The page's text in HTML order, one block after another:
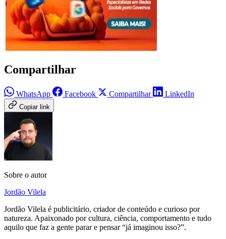
Compartilhar
WhatsApp Facebook Compartilhar LinkedIn
Copiar link
Sobre o autor
Jordão Vilela
Jordão Vilela é publicitário, criador de conteúdo e curioso por
natureza. Apaixonado por cultura, ciência, comportamento e tudo
aquilo que faz a gente parar e pensar “já imaginou isso?”.